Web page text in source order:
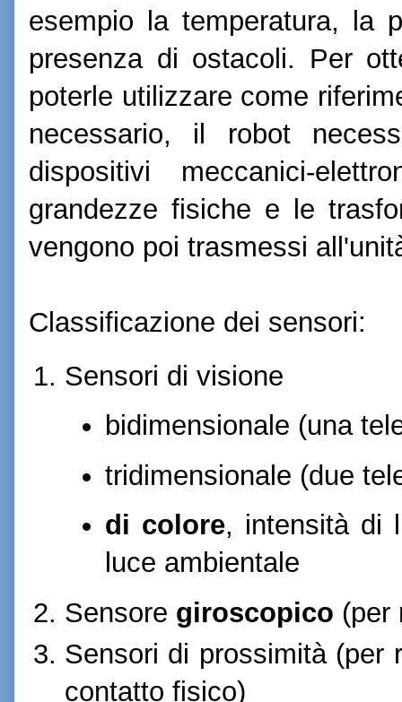
esempio la temperatura, la
presenza di ostacoli. Per
poterle utilizzare come
necessario, il robot
dispositivi meccanici-
grandezze fisiche e le
vengono poi trasmessi
Classificazione dei sensori:
Sensori di visione
bidimensionale (una
tridimensionale (due
di colore, intensità di
luce ambientale
Sensore giroscopico (per
Sensori di prossimità (per
contatto fisico)